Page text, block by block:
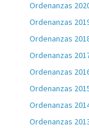
Ordenanzas
Ordenanzas
Ordenanzas
Ordenanzas
Ordenanzas
Ordenanzas
Ordenanzas
Ordenanzas